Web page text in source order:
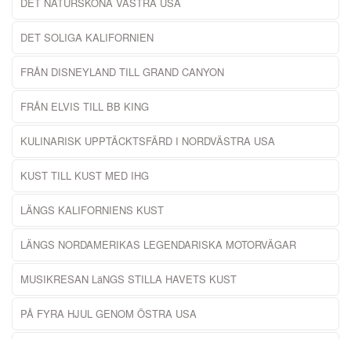
DET SOLIGA KALIFORNIEN
FRÅN DISNEYLAND TILL GRAND CANYON
FRÅN ELVIS TILL BB KING
KULINARISK UPPTÄCKTSFÄRD I NORDVÄSTRA USA
KUST TILL KUST MED IHG
LÄNGS KALIFORNIENS KUST
LÄNGS NORDAMERIKAS LEGENDARISKA MOTORVÄGAR
MUSIKRESAN LäNGS STILLA HAVETS KUST
PÅ FYRA HJUL GENOM ÖSTRA USA